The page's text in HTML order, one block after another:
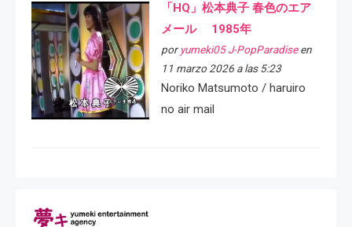
「HQ」松本典子 春色のエア
メール 1985年
por yumeki05 J-PopParadiseen
11 marzo 2026 a las 5:23
Noriko Matsumoto / haruiro
no air mail